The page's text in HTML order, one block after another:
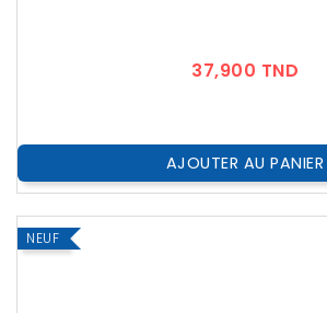
37,900 TND
AJOUTER AU PANIER
NEUF